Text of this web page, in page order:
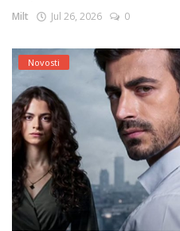
Milt Jul 26, 2026 0
Novosti